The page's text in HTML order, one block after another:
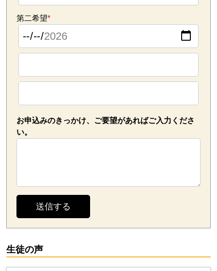
第二希望*
お申込みのきっかけ、ご要望があればご入力くださ
い。
生徒の声